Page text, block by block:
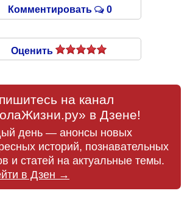
Комментировать 0
Оценить
на канал
в Дзене!
день — анонсы новых
историй, познавательных
и статей на актуальные темы.
в Дзен →